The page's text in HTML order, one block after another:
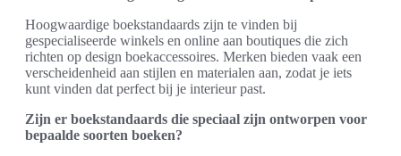
Hoogwaardige boekstandaards zijn te vinden bij
gespecialiseerde winkels en online aan boutiques die zich
richten op design boekaccessoires. Merken bieden vaak een
verscheidenheid aan stijlen en materialen aan, zodat je iets
kunt vinden dat perfect bij je interieur past.
Zijn er boekstandaards die speciaal zijn ontworpen voor
bepaalde soorten boeken?